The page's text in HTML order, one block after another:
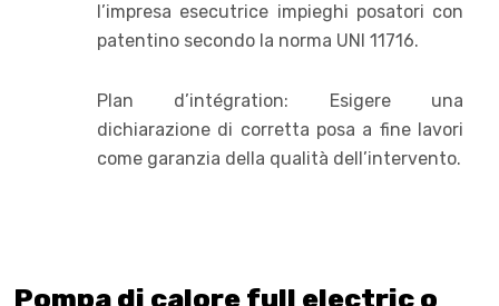
l’impresa esecutrice impieghi posatori con
patentino secondo la norma UNI 11716.
Plan d’intégration: Esigere una
dichiarazione di corretta posa a fine lavori
come garanzia della qualità dell’intervento.
Pompa di calore full electric o